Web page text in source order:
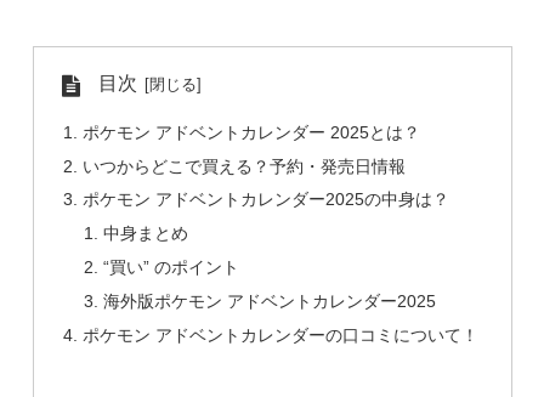
目次
ポケモン アドベントカレンダー 2025とは？
いつからどこで買える？予約・発売日情報
ポケモン アドベントカレンダー2025の中身は？
中身まとめ
“買い” のポイント
海外版ポケモン アドベントカレンダー2025
ポケモン アドベントカレンダーの口コミについて！